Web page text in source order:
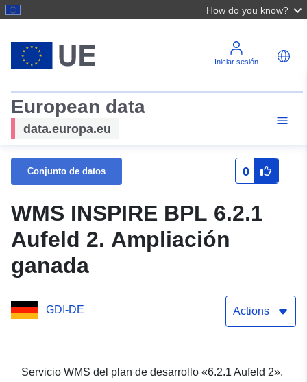
How do you know?
Iniciar sesión
European data
data.europa.eu
Conjunto de datos 0
WMS INSPIRE BPL 6.2.1
Aufeld 2. Ampliación
ganada
GDI-DE Actions
Servicio WMS del plan de desarrollo «6.2.1 Aufeld 2»,